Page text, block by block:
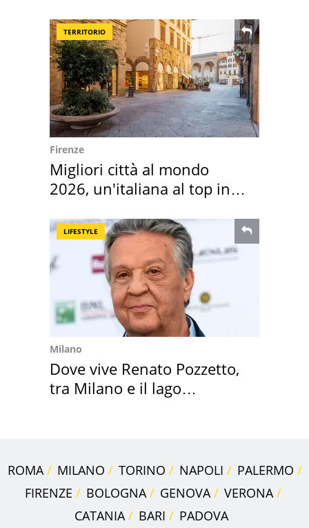
TERRITORIO
Firenze
Migliori città al mondo
2026, un'italiana al top in
LIFESTYLE
Milano
Dove vive Renato Pozzetto,
tra Milano e il lago
ROMA MILANO TORINO NAPOLI
PALERMO
FIRENZE
BOLOGNA GENOVA
VERONA
CATANIA
BARI PADOVA